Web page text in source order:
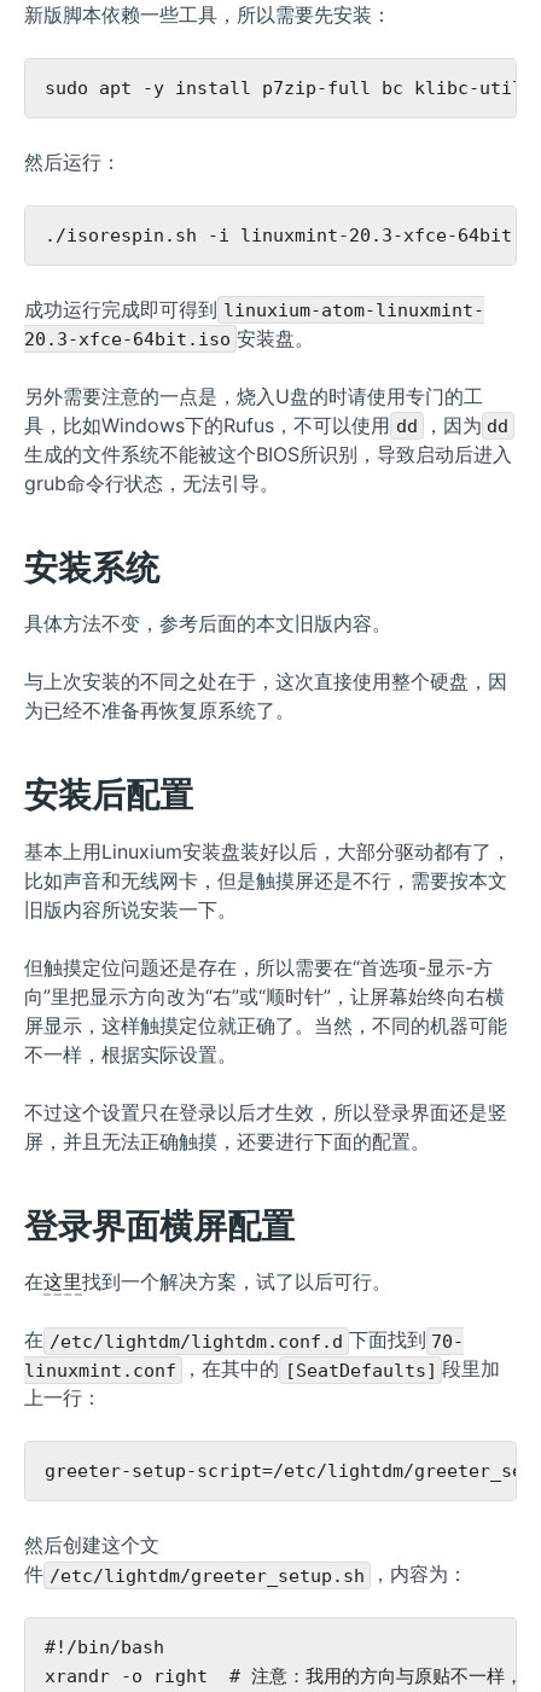
新版脚本依赖一些工具，所以需要先安装：
然后运行：
成功运行完成即可得到 linuxium-atom-linuxmint-
20.3-xfce-64bit.iso 安装盘。
另外需要注意的一点是，烧入U盘的时请使用专门的工
具，比如Windows下的Rufus，不可以使用 dd ，因为 dd
生成的文件系统不能被这个BIOS所识别，导致启动后进入
grub命令行状态，无法引导。
安装系统
具体方法不变，参考后面的本文旧版内容。
与上次安装的不同之处在于，这次直接使用整个硬盘，因
为已经不准备再恢复原系统了。
安装后配置
基本上用Linuxium安装盘装好以后，大部分驱动都有了，
比如声音和无线网卡，但是触摸屏还是不行，需要按本文
旧版内容所说安装一下。
但触摸定位问题还是存在，所以需要在“首选项-显示-方
向”里把显示方向改为“右”或“顺时针”，让屏幕始终向右横
屏显示，这样触摸定位就正确了。当然，不同的机器可能
不一样，根据实际设置。
不过这个设置只在登录以后才生效，所以登录界面还是竖
屏，并且无法正确触摸，还要进行下面的配置。
登录界面横屏配置
在这里找到一个解决方案，试了以后可行。
在 /etc/lightdm/lightdm.conf.d 下面找到 70-
linuxmint.conf
，在其中的 [SeatDefaults] 段里加
上一行：
然后创建这个文
件 /etc/lightdm/greeter_setup.sh ，内容为：
#!/bin/bash
xrandr -o right  # 注意：我用的方向与原贴不一样，实